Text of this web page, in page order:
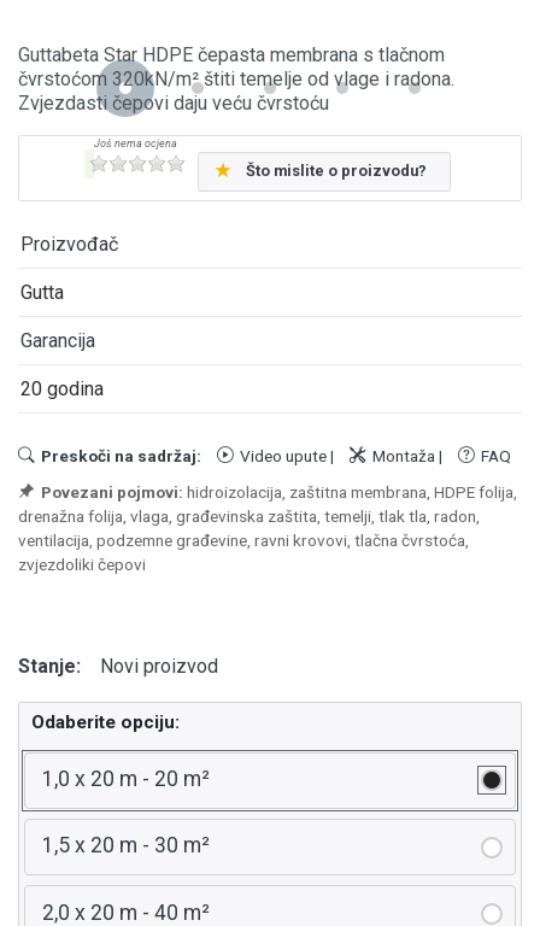
Guttabeta Star HDPE čepasta membrana s tlačnom
čvrstoćom 320kN/m² štiti temelje od vlage i radona.
Zvjezdasti čepovi daju veću čvrstoću
Što mislite o proizvodu?
Proizvođač
Gutta
Garancija
20 godina
Preskoči na sadržaj: Video upute| Montaža |
FAQ
Povezani pojmovi: hidroizolacija, zaštitna membrana, HDPE folija,
drenažna folija, vlaga, građevinska zaštita, temelji, tlak tla, radon,
ventilacija, podzemne građevine, ravni krovovi, tlačna čvrstoća,
zvjezdoliki čepovi
Stanje: Novi proizvod
Odaberite opciju:
1,0 x 20 m - 20 m²
1,5 x 20 m - 30 m²
2,0 x 20 m - 40 m²